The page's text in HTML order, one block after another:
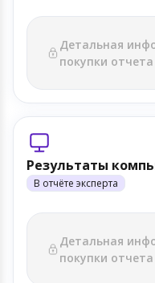
Детальная
покупки отчета
Результаты
В отчёте эксперта
Детальная
покупки отчета